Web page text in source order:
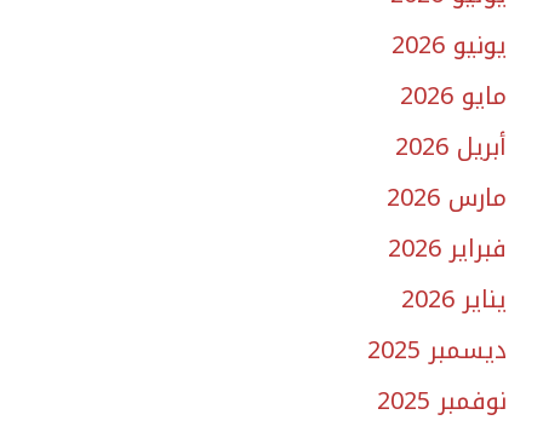
يونيو 2026
مايو 2026
أبريل 2026
مارس 2026
فبراير 2026
يناير 2026
ديسمبر 2025
نوفمبر 2025